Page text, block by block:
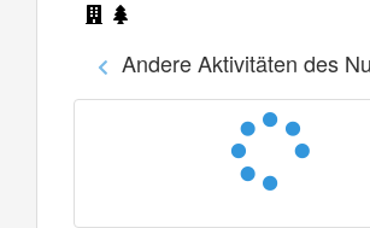
Andere Aktivitäten des